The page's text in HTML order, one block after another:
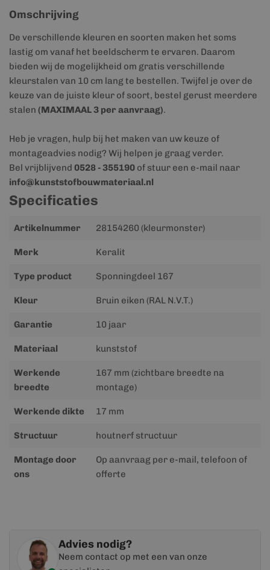
Omschrijving
De verschillende kleuren en soorten maken het soms
lastig om vanaf het beeldscherm te ervaren. Daarom
bieden wij de mogelijkheid om gratis verschillende
kleurstalen van 10 cm lang te bestellen. Twijfel je over de
keuze van de juiste kleur of soort, bestel gerust meerdere
stalen (MAXIMAAL 3 per aanvraag).
Heb je vragen, hulp bij het maken van uw keuze of
montageadvies nodig? Wij helpen je graag verder.
Bel vrijblijvend 0528 - 355190 of stuur een e-mail naar
info@kunststofbouwmateriaal.nl
Specificaties
Meer
Artikelnummer 28154260 (kleurmonster)
Merk Keralit
Type product Sponningdeel 167
Kleur Bruin eiken (RAL N.V.T.)
Garantie 10 jaar
Materiaal kunststof
Werkende
breedte
167 mm (zichtbare breedte na
montage)
Werkende dikte 17 mm
Structuur houtnerf structuur
Montage door
ons
Op aanvraag per e-mail, telefoon of
offerte
Advies nodig?
Neem contact op met een van onze